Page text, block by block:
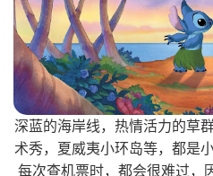
深蓝的海岸线，热情活力的草
术秀，夏威夷小环岛等，都是
每次查机票时，都会很难过，